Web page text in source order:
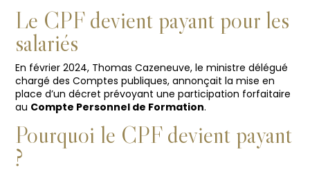
Le CPF devient payant pour les
salariés
En février 2024, Thomas Cazeneuve, le ministre délégué
chargé des Comptes publiques, annonçait la mise en
place d’un décret prévoyant une participation forfaitaire
au Compte Personnel de Formation.
Pourquoi le CPF devient payant
?